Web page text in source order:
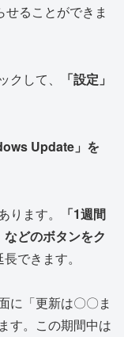
ることができま
して、
「設定」
Update」を
ます。
「1週間
どのボタンをク
できます。
「更新は〇〇ま
す。この期間中は